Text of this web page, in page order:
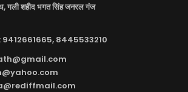
गली शहीद भगत सिंह जनरल गंज
8445533210